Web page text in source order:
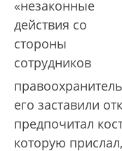
«незаконные
действия со
стороны
сотрудников
его заставили
предпочитал
которую